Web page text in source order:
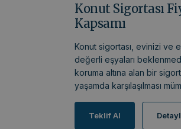
Konut Sigortası
Kapsamı
Konut sigortası, evinizi ve
değerli eşyaları
koruma altına alan bir
yaşamda karşılaşılması
sonucunda oluşabilecek
Teklif Al